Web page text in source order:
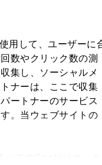
用して、ユーザーに
数やクリック数の測
集し、ソーシャルメ
ナーは、ここで収集
ートナーのサービス
。当ウェブサイトの